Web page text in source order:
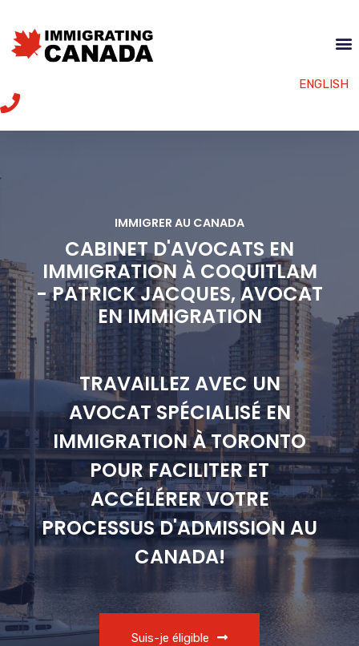
ENGLISH
IMMIGRER AU CANADA
CABINET D'AVOCATS EN
IMMIGRATION À COQUITLAM
- PATRICK JACQUES, AVOCAT
EN IMMIGRATION
TRAVAILLEZ AVEC UN
AVOCAT SPÉCIALISÉ EN
IMMIGRATION À TORONTO
POUR FACILITER ET
ACCÉLÉRER VOTRE
PROCESSUS D'ADMISSION AU
CANADA!
Suis-je éligible